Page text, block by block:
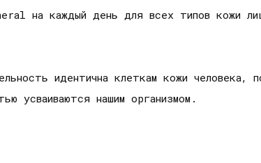
на каждый день для всех типов кожи
идентична клеткам кожи человека,
усваиваются нашим организмом.